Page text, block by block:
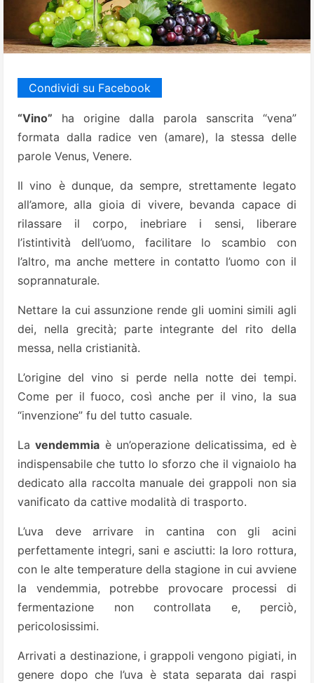
Condividi su Facebook
“Vino” ha origine dalla parola sanscrita “vena”
formata dalla radice ven (amare), la stessa delle
parole Venus, Venere.
Il vino è dunque, da sempre, strettamente legato
all’amore, alla gioia di vivere, bevanda capace di
rilassare il corpo, inebriare i sensi, liberare
l’istintività dell’uomo, facilitare lo scambio con
l’altro, ma anche mettere in contatto l’uomo con il
soprannaturale.
Nettare la cui assunzione rende gli uomini simili agli
dei, nella grecità; parte integrante del rito della
messa, nella cristianità.
L’origine del vino si perde nella notte dei tempi.
Come per il fuoco, così anche per il vino, la sua
“invenzione” fu del tutto casuale.
Lavendemmia è un’operazione delicatissima, ed è
indispensabile che tutto lo sforzo che il vignaiolo ha
dedicato alla raccolta manuale dei grappoli non sia
vanificato da cattive modalità di trasporto.
L’uva deve arrivare in cantina con gli acini
perfettamente integri, sani e asciutti: la loro rottura,
con le alte temperature della stagione in cui avviene
la vendemmia, potrebbe provocare processi di
fermentazione non controllata e, perciò,
pericolosissimi.
Arrivati a destinazione, i grappoli vengono pigiati, in
genere dopo che l’uva è stata separata dai raspi